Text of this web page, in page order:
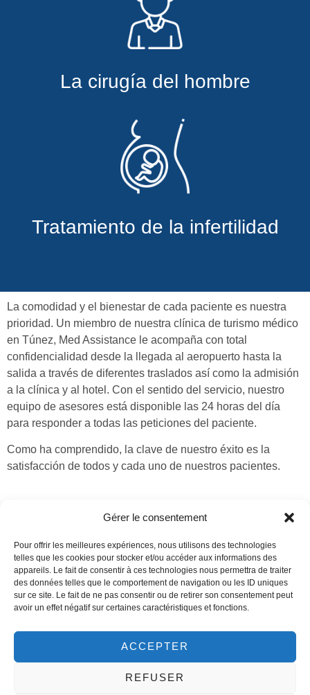
Gérer le consentement
Pour offrir les meilleures expériences, nous utilisons des technologies
telles que les cookies pour stocker et/ou accéder aux informations des
appareils. Le fait de consentir à ces technologies nous permettra de traiter
des données telles que le comportement de navigation ou les ID uniques
sur ce site. Le fait de ne pas consentir ou de retirer son consentement peut
avoir un effet négatif sur certaines caractéristiques et fonctions.
ACCEPTER
REFUSER
La cirugía del hombre
Tratamiento de la infertilidad
La comodidad y el bienestar de cada paciente es nuestra
prioridad. Un miembro de nuestra clínica de turismo médico
en Túnez, Med Assistance le acompaña con total
confidencialidad desde la llegada al aeropuerto hasta la
salida a través de diferentes traslados así como la admisión
a la clínica y al hotel. Con el sentido del servicio, nuestro
equipo de asesores está disponible las 24 horas del día
para responder a todas las peticiones del paciente.
Como ha comprendido, la clave de nuestro éxito es la
satisfacción de todos y cada uno de nuestros pacientes.